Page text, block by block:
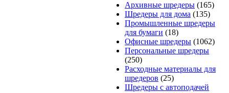
Архивные шредеры (165)
Шредеры для дома (135)
Промышленные шредеры
для бумаги (18)
Офисные шредеры (1062)
Персональные шредеры
(250)
Расходные материалы для
шредеров (25)
Шредеры с автоподачей